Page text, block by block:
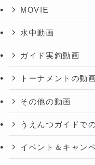
MOVIE
水中動画
ガイド実釣動画
トーナメントの動
その他の動画
うえんつガイドで
イベント＆キャン